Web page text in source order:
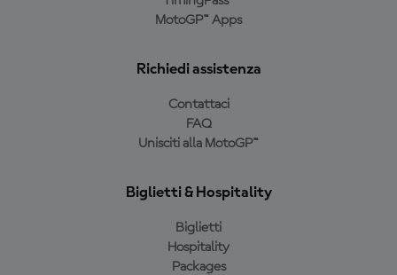
MotoGP™ Apps
Richiedi assistenza
Contattaci
FAQ
Unisciti alla MotoGP™
Biglietti & Hospitality
Biglietti
Hospitality
Packages